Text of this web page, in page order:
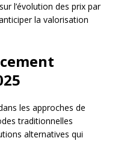
l’évolution des prix par
la valorisation
les approches de
traditionnelles
alternatives qui